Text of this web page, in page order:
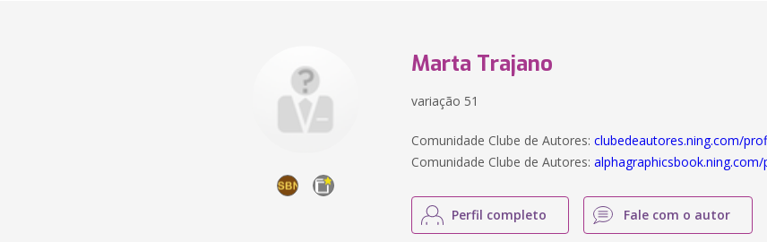
Marta Trajano
variação 51
Comunidade Clube de Autores:clubedeautores.ning.com/
Comunidade Clube de Autores:
Perfil completo Fale com o autor